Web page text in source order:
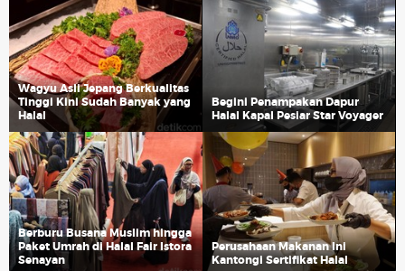
Wagyu Asli Jepang Berkualitas
Tinggi Kini Sudah Banyak yang
Halal
Begini Penampakan Dapur
Halal Kapal Pesiar Star Voyager
Berburu Busana Muslim hingga
Paket Umrah di Halal Fair Istora
Senayan
Perusahaan Makanan Ini
Kantongi Sertifikat Halal